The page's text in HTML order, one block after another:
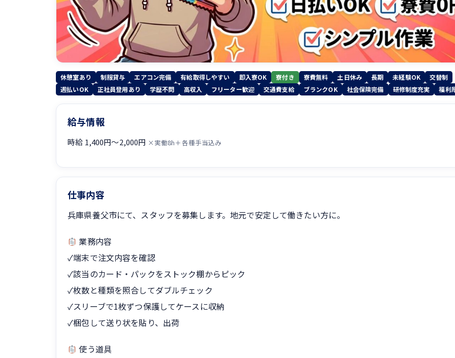
休憩室あり 制服貸与 エアコン完備 有給取得しやすい 即入寮OK 寮付き 寮費無料 土日休み 長期 未経験OK
交替制
週払いOK
正社員登用あり 学歴不問 高収入 フリーター歓迎 交通費支給 ブランクOK 社会保険完備 研修制度充実 福利
給与情報
時給 1,400円〜2,000円 ×実働8h＋各種手当込み
仕事内容
兵庫県養父市にて、スタッフを募集します。地元で安定して働きたい方に。
業務内容
✓端末で注文内容を確認
✓該当のカード・パックをストック棚からピック
✓枚数と種類を照合してダブルチェック
✓スリーブで1枚ずつ保護してケースに収納
✓梱包して送り状を貼り、出荷
使う道具